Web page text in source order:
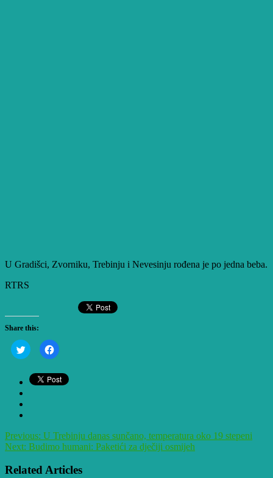
U Gradišci, Zvorniku, Trebinju i Nevesinju rođena je po jedna beba.
RTRS
Share this:
Click
to
share
Twitter
(Opens
Click
to
Facebook
(Opens
Previous: U Trebinju danas sunčano, temperatura oko 19 stepeni
Next: Budimo humani: Paketići za dječiji osmijeh
Related Articles